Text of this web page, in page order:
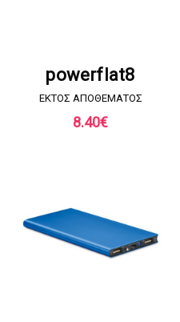
powerflat8
EKTOΣ ΑΠΟΘΕΜΑΤΟΣ
8.40€